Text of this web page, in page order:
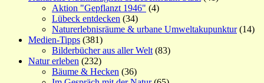
Aktion "Gepflanzt 1946" (4)
Lübeck entdecken (34)
Naturerlebnisräume & urbane Umweltakupunktur(14)
Medien-Tipps (381)
Bilderbücher aus aller Welt (83)
Natur erleben (232)
Bäume & Hecken (36)